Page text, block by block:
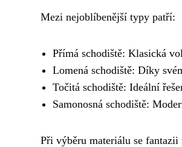
Mezi nejoblíbenější typy patří:
Přímá schodiště: Klasická
Lomená schodiště: Díky
Točitá schodiště: Ideální
Samonosná schodiště:
Při výběru materiálu se